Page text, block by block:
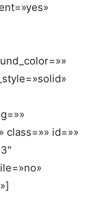
class=»» id=»»